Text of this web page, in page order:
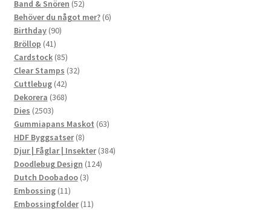
produkter
Band & Snören 5252
produkter
Behöver du något mer? 66
Birthday 9090
Bröllop 4141
produkter
Cardstock 8585
produkter
Clear Stamps 3232
Cuttlebug 4242
produkter
Dekorera 368368
Dies 25032503
produkter
Gummiapans Maskot 6363
HDF Byggsatser 88
produkter
Djur | Fåglar | Insekter 384384
Doodlebug Design 124124
Dutch Doobadoo 33
Embossing 1111
produkter
Embossingfolder 1111